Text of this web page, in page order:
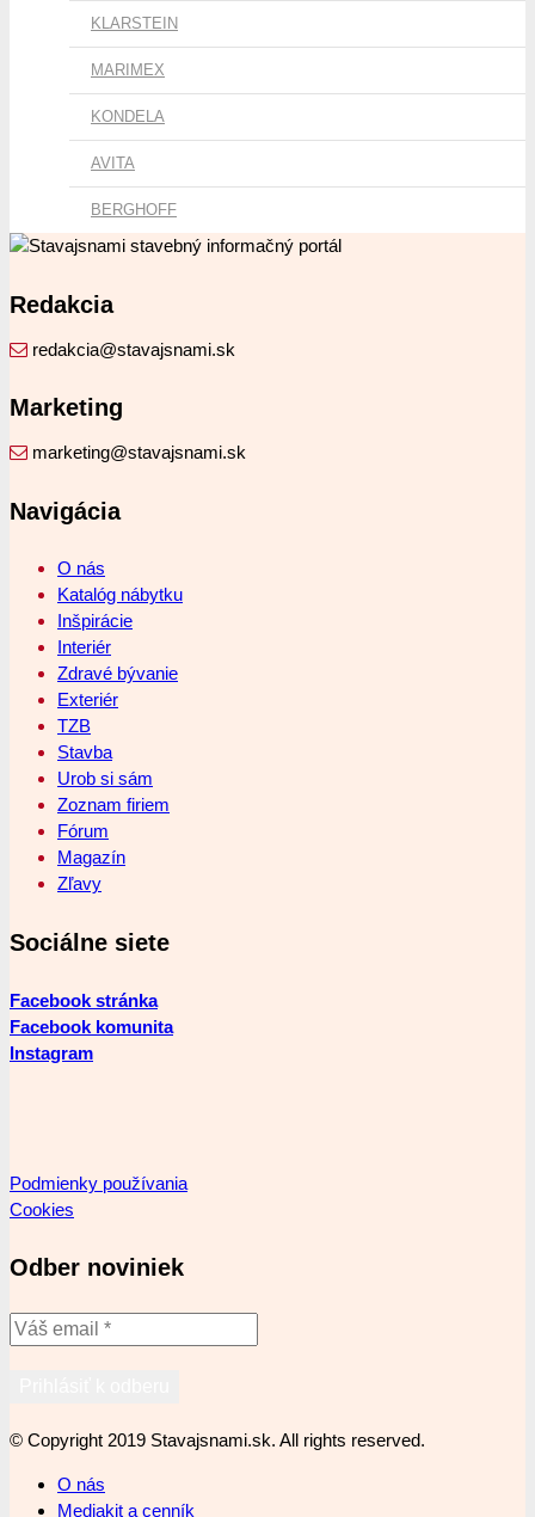
KLARSTEIN
MARIMEX
KONDELA
AVITA
BERGHOFF
Redakcia
redakcia@stavajsnami.sk
Marketing
marketing@stavajsnami.sk
Navigácia
O nás
Katalóg nábytku
Inšpirácie
Interiér
Zdravé bývanie
Exteriér
TZB
Stavba
Urob si sám
Zoznam firiem
Fórum
Magazín
Zľavy
Sociálne siete
Facebook stránka
Facebook komunita
Instagram
Podmienky používania
Cookies
Odber noviniek
© Copyright 2019 Stavajsnami.sk. All rights reserved.
O nás
Mediakit a cenník